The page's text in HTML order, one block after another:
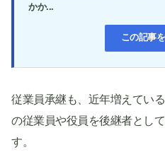
かか...
この記事
従業員承継も、近年増えてい
の従業員や役員を後継者とし
す。